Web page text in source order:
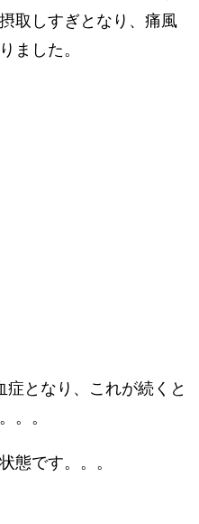
取しすぎとなり、痛風
ました。
症となり、これが続くと
。。
態です。。。